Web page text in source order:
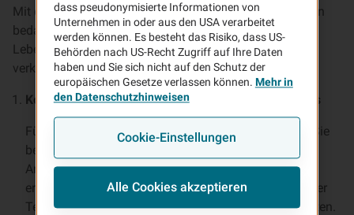
Mit der Rechtsschutzversicherung bieten wir Ihnen einen
bedarfsgerechten Rechtsschutz, z. B. im privaten
Lebensbereich, im beruflichen und/oder
verkehrsrechtlichen Bereich.
Kompetente Beratung, jeden Tag und ohne Aufpreis
Für eine erste Einschätzung Ihres Problems können Sie
bei JURCALL anrufen – der kompetenten
Anwaltshotline. Hier beraten Sie unabhängige und
erfahrene Anwälte direkt, kosten- und gebührenfrei, per
Telefon. So oft Sie wollen und auf allen Rechtsgebieten.
dass pseudonymisierte Informationen von
Unternehmen in oder aus den USA verarbeitet
werden können. Es besteht das Risiko, dass US-
Behörden nach US-Recht Zugriff auf Ihre Daten
haben und Sie sich nicht auf den Schutz der
europäischen Gesetze verlassen können. Mehr in
den Datenschutzhinweisen
Cookie-Einstellungen
Alle Cookies akzeptieren